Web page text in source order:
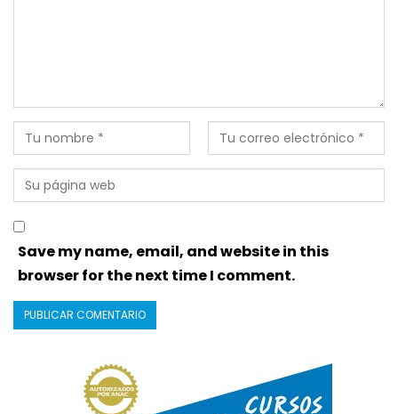
Save my name, email, and website in this
browser for the next time I comment.